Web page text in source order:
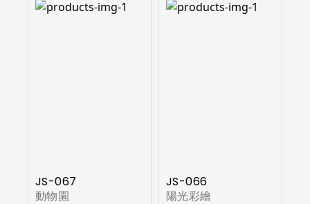
JS-067
動物園
JS-066
陽光彩繪